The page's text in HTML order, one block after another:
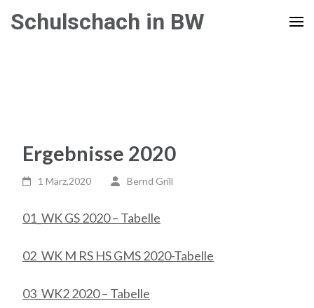
Inhalt
Schulschach in BW
Ergebnisse 2020
1 März,2020 Bernd Grill
01_WK GS 2020 – Tabelle
02_WK M RS HS GMS 2020-Tabelle
03_WK2 2020 – Tabelle